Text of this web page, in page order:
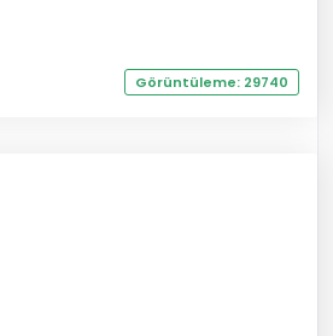
Görüntüleme: 29740